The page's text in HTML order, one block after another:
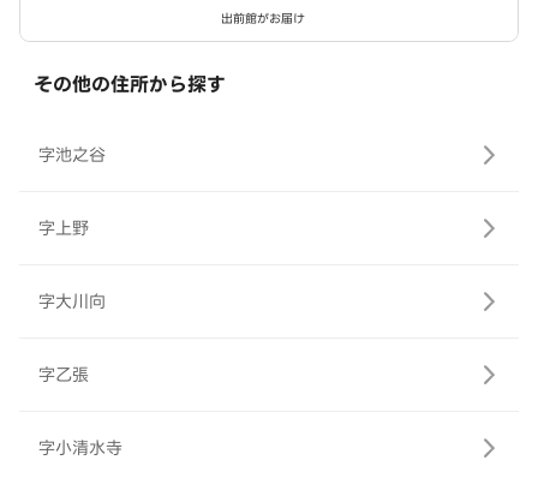
出前館がお届け
その他の住所から探す
字池之谷
字上野
字大川向
字乙張
字小清水寺